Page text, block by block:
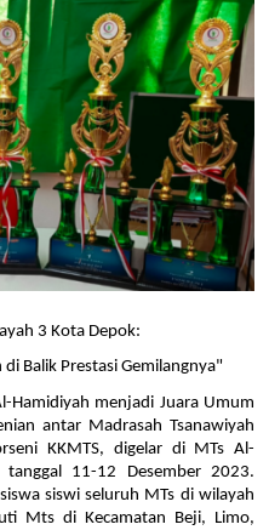
3 Kota Depok:
Balik Prestasi Gemilangnya"
Hamidiyah menjadi Juara Umum
antar Madrasah Tsanawiyah
KKMTS, digelar di MTs Al-
11-12 Desember 2023.
siswi seluruh MTs di wilayah
Mts di Kecamatan Beji, Limo,